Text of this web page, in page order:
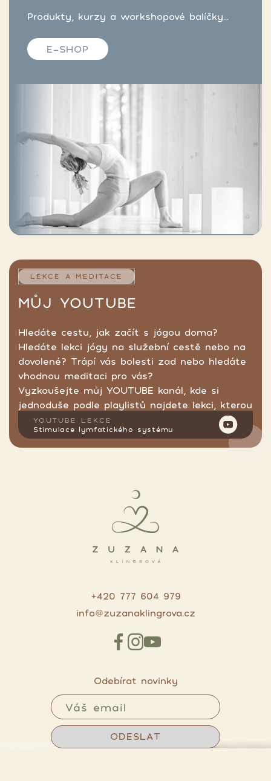
Produkty, kurzy a workshopové balíčky...
E-SHOP
LEKCE A MEDITACE
MŮJ YOUTUBE
Hledáte cestu, jak začít s jógou doma?
Hledáte lekci jógy na služební cestě nebo na
dovolené? Trápí vás bolesti zad nebo hledáte
vhodnou meditaci pro vás?
Vyzkoušejte můj YOUTUBE kanál, kde si
jednoduše podle playlistů najdete lekci, kterou
hledáte.
YOUTUBE LEKCE
Stimulace lymfatického systému
+420 777 604 979
info@zuzanaklingrova.cz
Odebírat novinky
ODESLAT